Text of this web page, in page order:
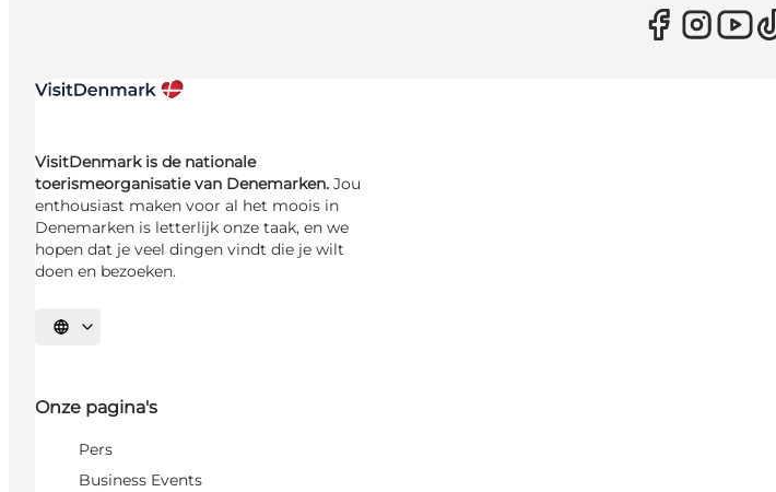
VisitDenmark is de nationale
toerismeorganisatie van Denemarken. Jou
enthousiast maken voor al het moois in
Denemarken is letterlijk onze taak, en we
hopen dat je veel dingen vindt die je wilt
doen en bezoeken.
Selecteer taal
Onze pagina's
Pers
Business Events